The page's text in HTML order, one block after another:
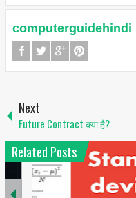
computerguidehindi
Next
Future Contract क्या है?
Related Posts